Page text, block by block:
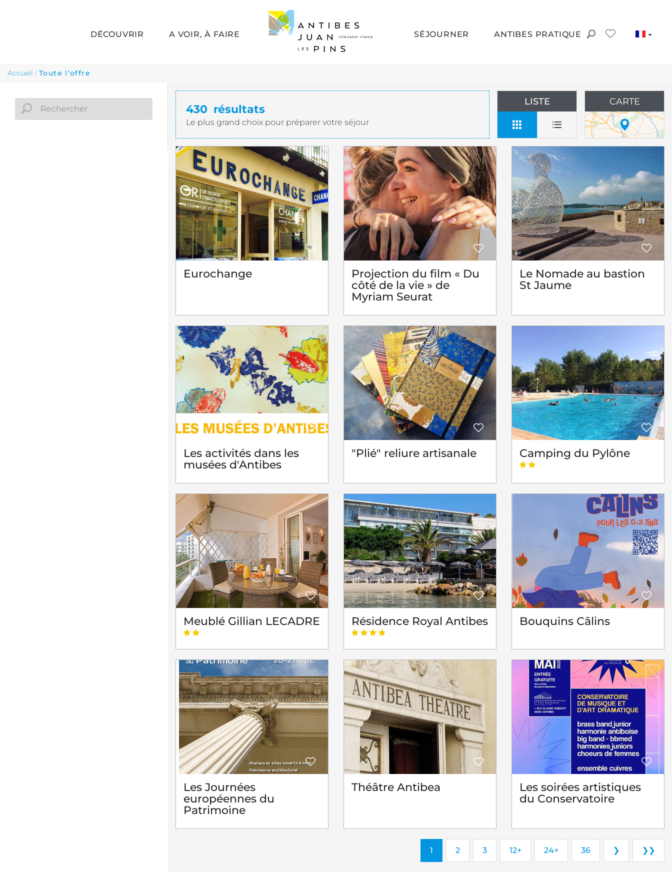
Aller au contenu principal
DÉCOUVRIR A VOIR, À FAIRE SÉJOURNER ANTIBES PRATIQUE
Accueil /Toute l'offre
430 résultats
Le plus grand choix pour préparer votre séjour
LISTE CARTE
Eurochange
Projection du film « Du
côté de la vie » de
Myriam Seurat
Le Nomade au bastion
St Jaume
Les activités dans les
musées d'Antibes
"Plié" reliure artisanale Camping du Pylône
Meublé Gillian LECADRE Résidence Royal Antibes Bouquins Câlins
Les Journées
européennes du
Patrimoine
Théâtre Antibea
Les soirées artistiques
du Conservatoire
1 2 3 12+ 24+ 36 ❯ ❯❯